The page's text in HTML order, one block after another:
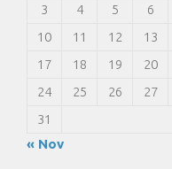
3
4 5 6
10
11 12 13
17
18 19 20
24
25 26 27
31
« Nov